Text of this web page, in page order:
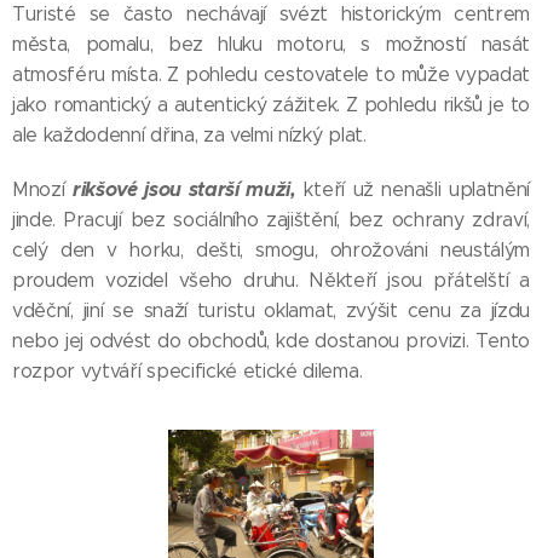
Turisté se často nechávají svézt historickým centrem
města, pomalu, bez hluku motoru, s možností nasát
atmosféru místa. Z pohledu cestovatele to může vypadat
jako romantický a autentický zážitek. Z pohledu rikšů je to
ale každodenní dřina, za velmi nízký plat.
Mnozírikšové jsou starší muži, kteří už nenašli uplatnění
jinde. Pracují bez sociálního zajištění, bez ochrany zdraví,
celý den v horku, dešti, smogu, ohrožováni neustálým
proudem vozidel všeho druhu. Někteří jsou přátelští a
vděční, jiní se snaží turistu oklamat, zvýšit cenu za jízdu
nebo jej odvést do obchodů, kde dostanou provizi. Tento
rozpor vytváří specifické etické dilema.